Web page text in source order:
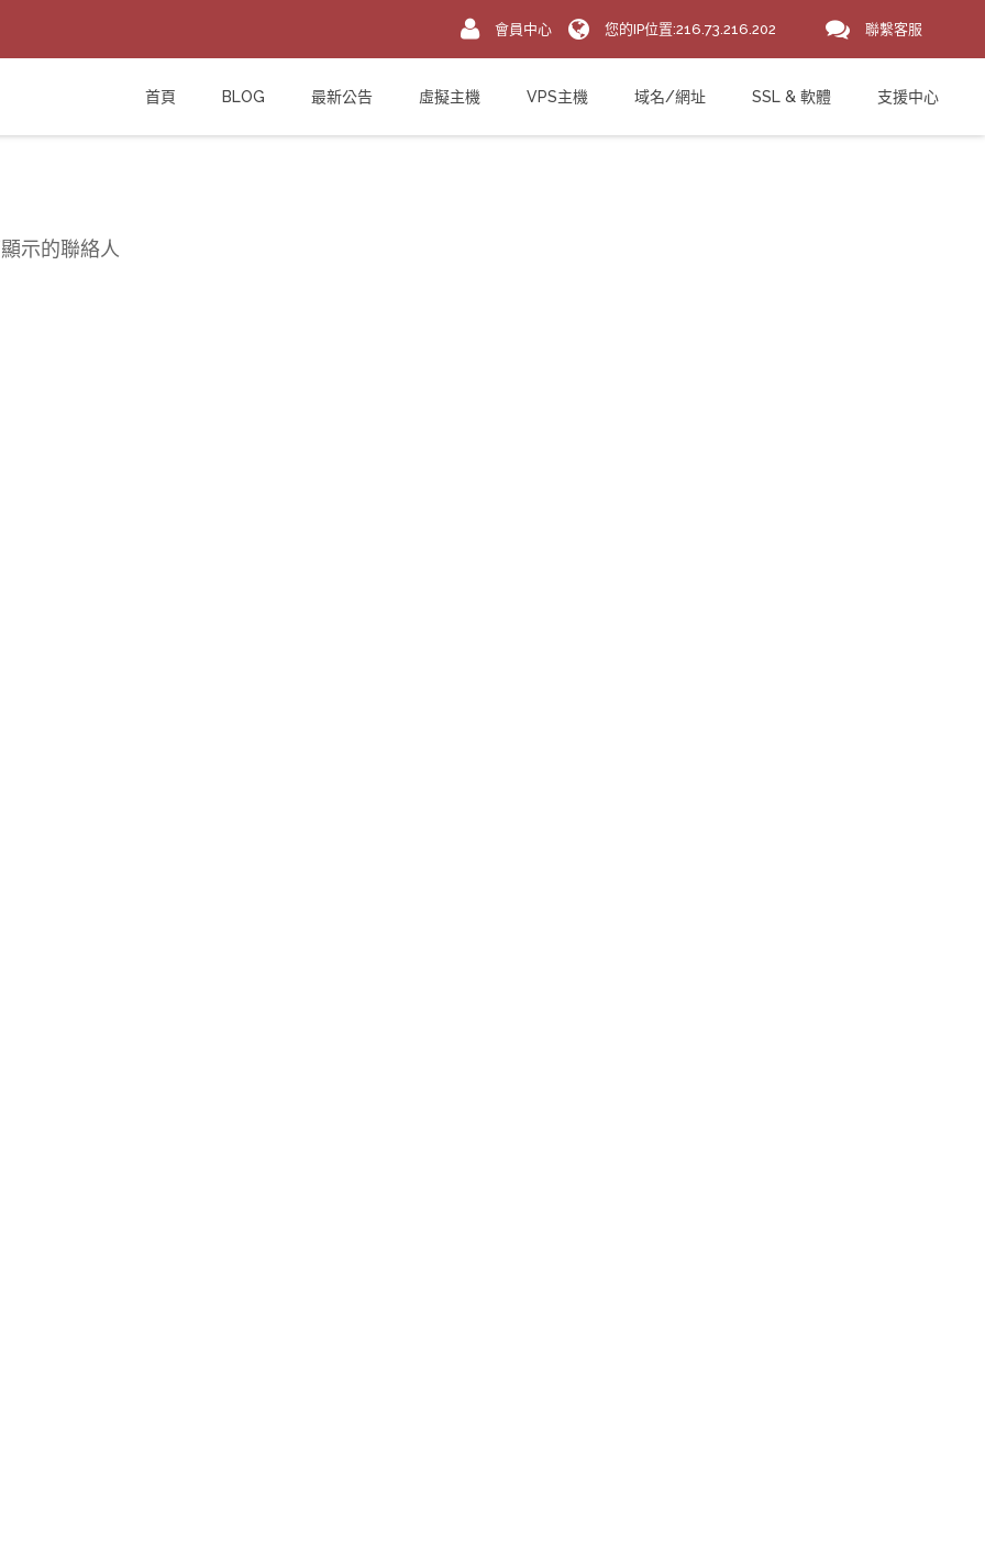
示的聯絡人
註冊/登入 或註冊會員
聯繫客服
您的IP位置:216.73.216.202
會員中心
首頁 BLOG 最新公告 虛擬主機 VPS主機 域名/網址 SSL & 軟體 支援中心